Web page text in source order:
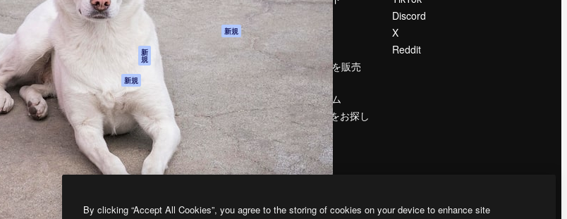
ストックコンテン
ツ
Claude/ChatGPT
向けMCP
新
規
エージェント 新規
API
モバイルアプリ
すべてのMagnificツ
ール
シー
オリジナル
新規
クッキーポリシー
トラストセンター
アフィリエイト
法人向け
イベント
Slidesgo
コンテンツを販売
する
プレスルーム
magnific.aiをお探し
ですか？
Discord
X
Reddit
S.L.U.無断複写・転載を禁じます
By clicking “Accept All Cookies”, you agree to the storing of cookies on your device to enhance site